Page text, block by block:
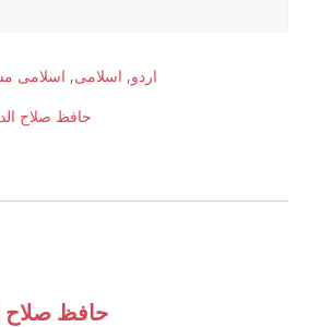
اردو, اسلامی, اسلامی
حافظ صلاح
حافظ صلاح